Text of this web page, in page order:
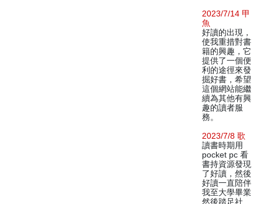
2023/7/14 甲
魚
好讀的出現，
使我重措對書
籍的興趣，它
提供了一個便
利的途徑來發
掘好書，希望
這個網站能繼
續為其他有興
趣的讀者服
務。
2023/7/8 歌
讀書時期用
pocket pc 看
書持資源發現
了好讀，然後
好讀一直陪伴
我至大學畢業
然後踏足社